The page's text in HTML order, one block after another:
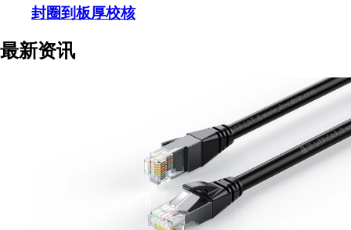
封圈到板厚校核
最新资讯